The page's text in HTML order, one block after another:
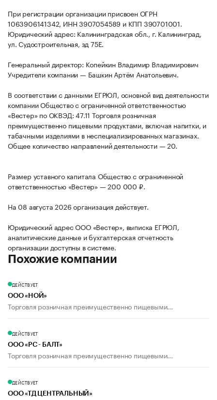
При регистрации организации присвоен ОГРН
1063906141342, ИНН 3907054589 и КПП 390701001.
Юридический адрес: Калининградская обл., г. Калининград,
ул. Судостроительная, зд 75Е.
Генеральный директор: Копейкин Владимир Владимирович
Учредители компании — Башкин Артём Анатольевич.
В соответствии с данными ЕГРЮЛ, основной вид деятельности
компании Общество с ограниченной ответственностью
«Вестер» по ОКВЭД: 47.11 Торговля розничная
преимущественно пищевыми продуктами, включая напитки, и
табачными изделиями в неспециализированных магазинах.
Общее количество направлений деятельности — 20.
Размер уставного капитала Общество с ограниченной
ответственностью «Вестер» — 200 000 ₽.
На 08 августа 2026 организация действует.
Юридический адрес ООО «Вестер», выписка ЕГРЮЛ,
аналитические данные и бухгалтерская отчетность
организации доступны в системе.
Похожие компании
ДЕЙСТВУЕТ
ООО «НОЙ»
Торговля розничная преимущественно пищевыми...
ДЕЙСТВУЕТ
ООО «РС - БАЛТ»
Торговля розничная преимущественно пищевыми...
ДЕЙСТВУЕТ
ООО «ТД ЦЕНТРАЛЬНЫЙ»